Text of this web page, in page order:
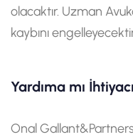
olacaktır. Uzman
kaybını
Yardıma mı
Onal